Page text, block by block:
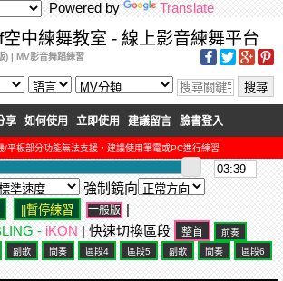
Powered by Translate
中練舞教室 - 線上影音練舞平台
) | MV影音舞蹈練習
享 如何使用 立即使用 建議留言 臉書登入
/平板部分功能無法支援，建議使用筆電或PC進行練習
強制鏡向
一般版 |
- iKON | 快速切換區段